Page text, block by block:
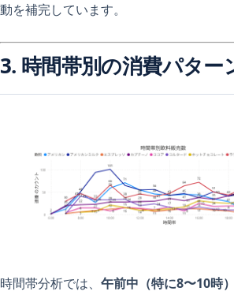
動を補完しています。
3. 時間帯別の消費パター
時間帯分析では、 午前中（特に8〜10時